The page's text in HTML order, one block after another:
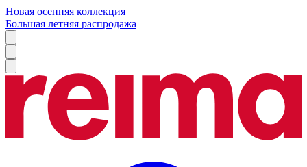
Новая осенняя коллекция
Большая летняя распродажа